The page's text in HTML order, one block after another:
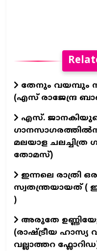
തേനും വയമ്പും
(എസ് രാജേന്ദ്ര
എസ്.
മലയാള
തോമസ്)
ഇന്നലെ രാത്രി
സ്വതന്ത്രയായത് (
)
അരുതേ
(രാഷ്ട്രീയ ഹാസ്യ
വല്ലാത്തറ